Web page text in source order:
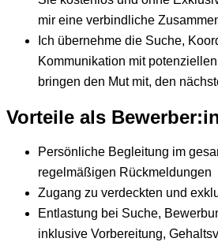
mir eine verbindliche
Ich übernehme die Suche,
Kommunikation mit
bringen den Mut mit, den
Vorteile als
Persönliche Begleitung im
regelmäßigen Rückmeldungen
Zugang zu verdeckten und
Entlastung bei Suche,
inklusive Vorbereitung,